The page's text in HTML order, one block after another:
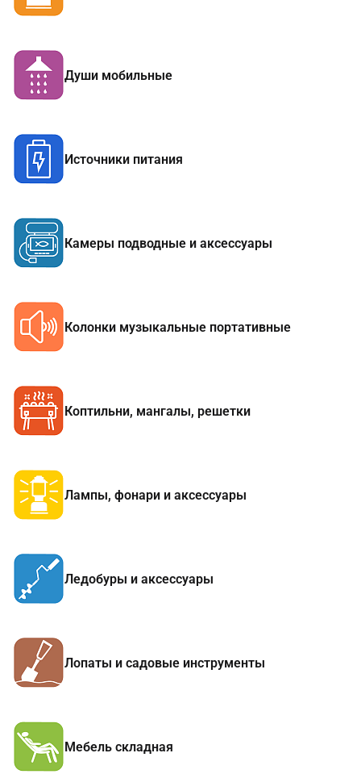
Души мобильные
Источники питания
Камеры подводные и аксессуары
Колонки музыкальные портативные
Коптильни, мангалы, решетки
Лампы, фонари и аксессуары
Ледобуры и аксессуары
Лопаты и садовые инструменты
Мебель складная